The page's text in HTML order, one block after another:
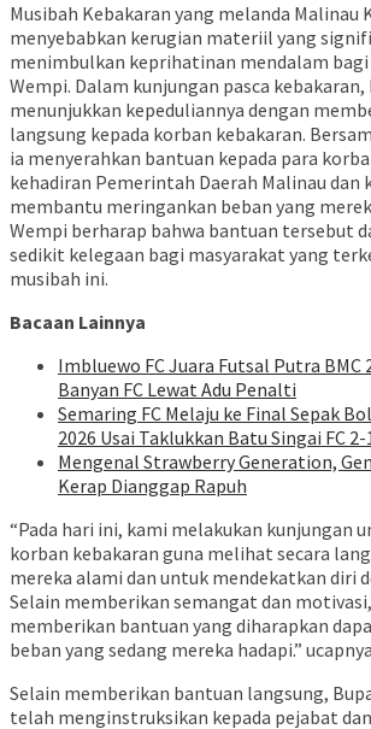
Musibah Kebakaran yang melanda Malinau
menyebabkan kerugian materiil yang
menimbulkan keprihatinan mendalam
Wempi. Dalam kunjungan pasca
menunjukkan kepeduliannya dengan
langsung kepada korban kebakaran.
ia menyerahkan bantuan kepada para
kehadiran Pemerintah Daerah Malinau
membantu meringankan beban yang
Wempi berharap bahwa bantuan tersebut
sedikit kelegaan bagi masyarakat yang
musibah ini.
Bacaan Lainnya
Imbluewo FC Juara Futsal Putra BMC
Banyan FC Lewat Adu Penalti
Semaring FC Melaju ke Final Sepak
2026 Usai Taklukkan Batu Singai FC 2-
Mengenal Strawberry Generation,
Kerap Dianggap Rapuh
“Pada hari ini, kami melakukan kunjungan
korban kebakaran guna melihat secara
mereka alami dan untuk mendekatkan diri
Selain memberikan semangat dan
memberikan bantuan yang diharapkan
beban yang sedang mereka hadapi.”
Selain memberikan bantuan langsung,
telah menginstruksikan kepada pejabat